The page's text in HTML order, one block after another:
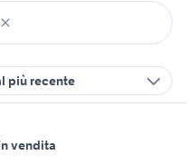
più recente
vendita